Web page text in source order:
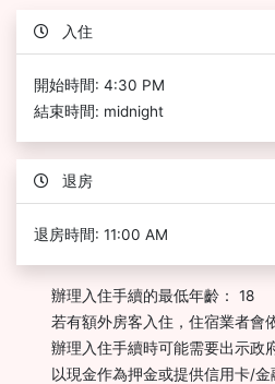
入住
開始時間: 4:30 PM
結束時間: midnight
退房
退房時間: 11:00 AM
辦理入住手續的最低年齡： 18
若有額外房客入住，住宿業者會
辦理入住手續時可能需要出示政
以現金作為押金或提供信用卡/